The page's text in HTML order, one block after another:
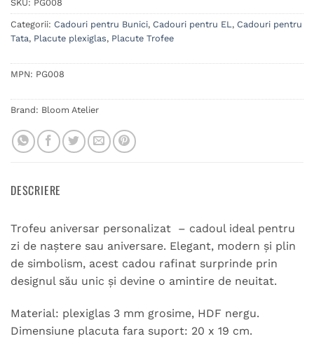
SKU: PG008
Categorii: Cadouri pentru Bunici, Cadouri pentru EL, Cadouri pentru
Tata, Placute plexiglas, Placute Trofee
MPN: PG008
Brand: Bloom Atelier
DESCRIERE
Trofeu aniversar personalizat – cadoul ideal pentru
zi de naștere sau aniversare. Elegant, modern și plin
de simbolism, acest cadou rafinat surprinde prin
designul său unic și devine o amintire de neuitat.
Material: plexiglas 3 mm grosime, HDF nergu.
Dimensiune placuta fara suport: 20 x 19 cm.